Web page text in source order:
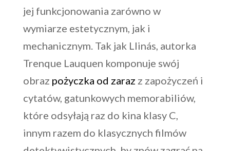
jej funkcjonowania zarówno w
wymiarze estetycznym, jak i
mechanicznym. Tak jak Llinás, autorka
Trenque Lauquen komponuje swój
obraz pożyczka od zaraz z zapożyczeń i
cytatów, gatunkowych memorabiliów,
które odsyłają raz do kina klasy C,
innym razem do klasycznych filmów